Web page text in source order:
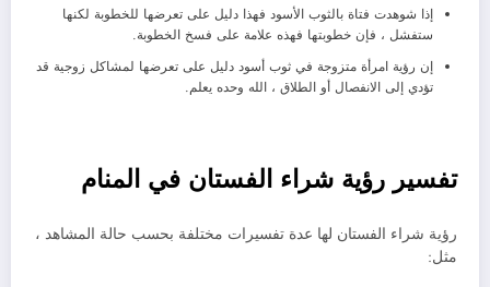
إذا شوهدت فتاة بالثوب الأسود فهذا دليل على تعرضها للخطوبة لكنها
ستفشل ، فإن خطوبتها فهذه علامة على فسخ الخطوبة.
إن رؤية امرأة متزوجة في ثوب أسود دليل على تعرضها لمشاكل زوجية قد
تؤدي إلى الانفصال أو الطلاق ، الله وحده يعلم.
تفسير رؤية شراء الفستان في المنام
رؤية شراء الفستان لها عدة تفسيرات مختلفة بحسب حالة المشاهد ،
مثل: